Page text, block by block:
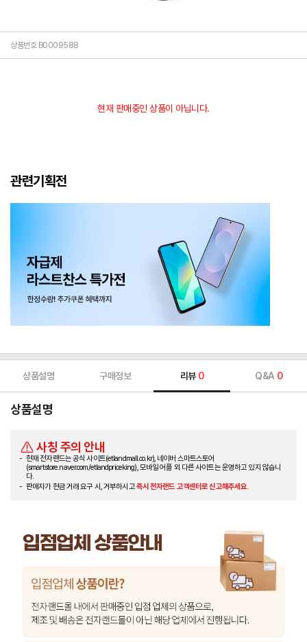
상품번호 B0009588
현재 판매중인 상품이 아닙니다.
관련기획전
상품설명 구매정보 리뷰 0 Q&A 0
상품설명
사칭 주의 안내
현재 전자랜드는 공식 사이트(etlandmall.co.kr), 네이버 스마트스토어
(smartstore.naver.com/etlandpriceking), 모바일 어플 외 다른 사이트는 운영하고 있지 않습니
다.
판매자가 현금 거래 요구 시, 거부하시고즉시 전자랜드 고객센터로 신고해주세요.